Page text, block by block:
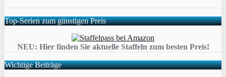
Top-Serien zum günstigen Preis
NEU: Hier finden Sie aktuelle Staffeln zum besten Preis!
Wichtige Beiträge